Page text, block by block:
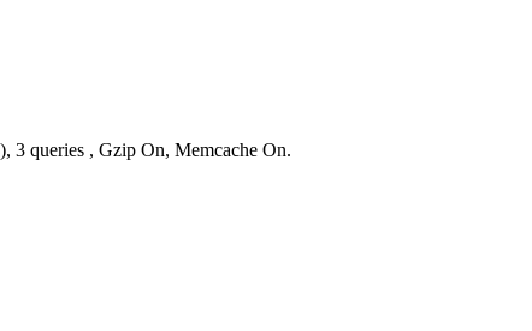
3 queries , Gzip On, Memcache On.